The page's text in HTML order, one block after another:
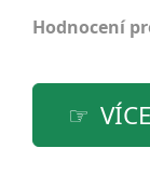
Hodnocení